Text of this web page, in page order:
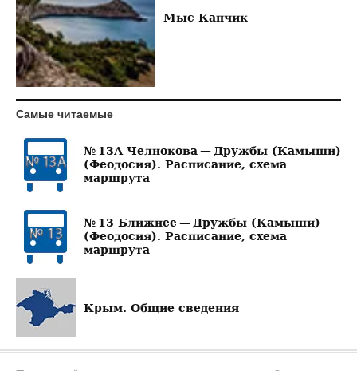
Мыс Капчик
Самые читаемые
№ 13А Челнокова — Дружбы (Камыши)
(Феодосия). Расписание, схема
маршрута
№ 13 Ближнее — Дружбы (Камыши)
(Феодосия). Расписание, схема
маршрута
Крым. Общие сведения